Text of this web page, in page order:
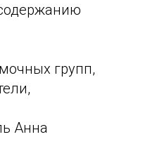
групп,
Анна